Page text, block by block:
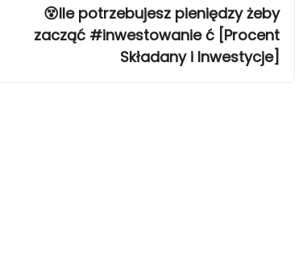
😵Ile potrzebujesz pieniędzy żeby
zacząć #inwestowanie ć [Procent
Składany i Inwestycje]